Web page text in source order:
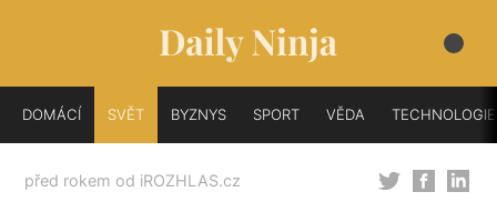
DOMÁCÍ SVĚT BYZNYS SPORT VĚDA TECHNOLOGIE
před rokem od iROZHLAS.cz